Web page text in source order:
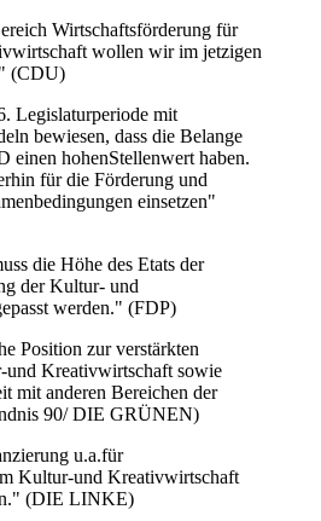
Wirtschaftsförderung für
wollen wir im jetzigen
(CDU)
Legislaturperiode mit
bewiesen, dass die Belange
einen hohenStellenwert haben.
für die Förderung und
einsetzen"
die Höhe des Etats der
der Kultur- und
werden." (FDP)
Position zur verstärkten
und Kreativwirtschaft sowie
mit anderen Bereichen der
90/ DIE GRÜNEN)
u.a.für
Kultur-und Kreativwirtschaft
(DIE LINKE)